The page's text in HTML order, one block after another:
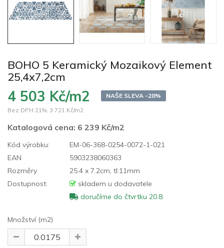
BOHO 5 Keramický Mozaikový Element
25,4x7,2cm
4 503 Kč/m2
NAŠE SLEVA -28%
Bez DPH 21%: 3 721 Kč/m2
Katalogová cena: 6 239 Kč/m2
Kód výrobku:
EM-06-368-0254-0072-1-021
EAN
5903238060363
Rozměry
25.4 x 7.2cm, tl:11mm
Dostupnost:
skladem u dodavatele
doručíme do čtvrtku 20.8.
Množství (m2)